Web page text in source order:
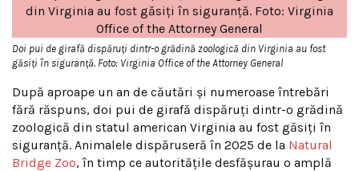
Doi pui de girafă dispăruți dintr-o grădină zoologică din Virginia au fost
găsiți în siguranță. Foto: Virginia Office of the Attorney General
După aproape un an de căutări și numeroase întrebări
fără răspuns, doi pui de girafă dispăruți dintr-o grădină
zoologică din statul american Virginia au fost găsiți în
siguranță. Animalele dispăruseră în 2025 de la Natural
Bridge Zoo, în timp ce autoritățile desfășurau o amplă